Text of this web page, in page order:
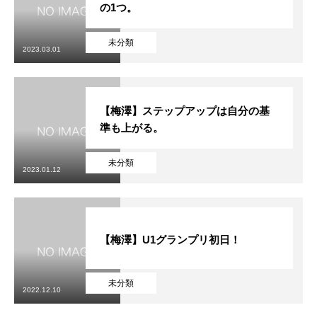
未分類
の1つ。
2023.03.01
未分類
【梅澤】ステップアップは自分の基
準も上がる。
2023.01.12
未分類
【梅澤】U1グランプリ初日！
2022.12.10